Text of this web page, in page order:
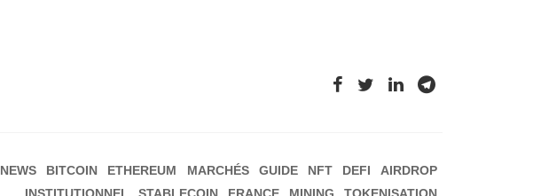
NEWS BITCOIN ETHEREUM MARCHÉS GUIDE NFT DEFI
AIRDROP